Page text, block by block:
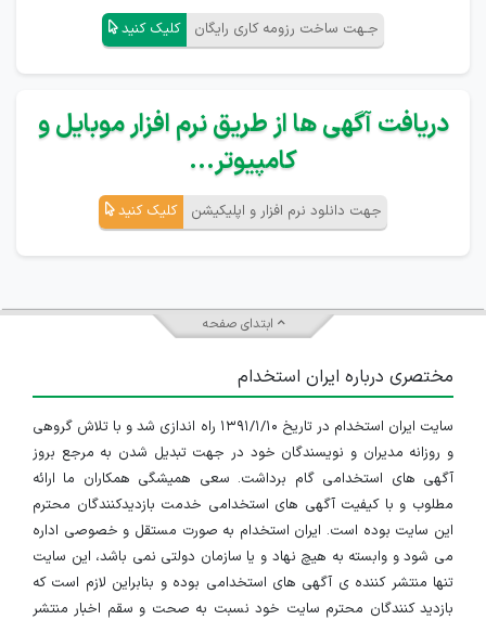
جـهت ساخت رزومه کاری رایگان کلیک کنید
دریافت آگهی ها از طریق نرم افزار موبایل و
کامپیوتر...
جهت دانلود نرم افزار و اپلیکیشن کلیک کنید
ابتدای صفحه
مختصری درباره ایران استخدام
سایت ایران استخدام در تاریخ ۱۳۹۱/۱/۱۰ راه اندازی شد و با تلاش گروهی
و روزانه مدیران و نویسندگان خود در جهت تبدیل شدن به مرجع بروز
آگهی های استخدامی گام برداشت. سعی همیشگی همکاران ما ارائه
مطلوب و با کیفیت آگهی های استخدامی خدمت بازدیدکنندگان محترم
این سایت بوده است. ایران استخدام به صورت مستقل و خصوصی اداره
می شود و وابسته به هیچ نهاد و یا سازمان دولتی نمی باشد، این سایت
تنها منتشر کننده ی آگهی های استخدامی بوده و بنابراین لازم است که
بازدید کنندگان محترم سایت خود نسبت به صحت و سقم اخبار منتشر